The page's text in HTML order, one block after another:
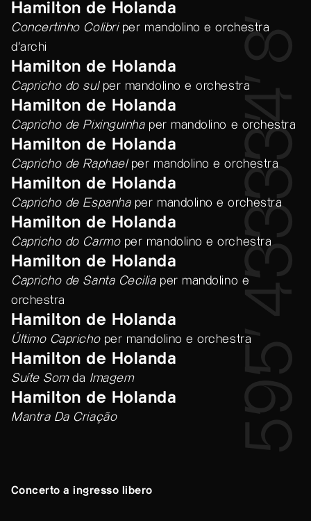
Hamilton de Holanda
Concertinho Colibriper mandolino e orchestra
d'archi
8’
Hamilton de Holanda
Capricho do sul per mandolino e orchestra4’
Hamilton de Holanda
Capricho de Pixinguinhaper mandolino e orchestra
3’
Hamilton de Holanda
Capricho de Raphaelper mandolino e orchestra
3’
Hamilton de Holanda
Capricho de Espanhaper mandolino e orchestra
3’
Hamilton de Holanda
Capricho do Carmo per mandolino e orchestra
3’
Hamilton de Holanda
Capricho de Santa Ceciliaper mandolino e
orchestra
4’
Hamilton de Holanda
Último Capricho per mandolino e orchestra5’
Hamilton de Holanda
Suíte Somda Imagem 9’
Hamilton de Holanda
Mantra Da Criação 5’
Concerto a ingresso libero